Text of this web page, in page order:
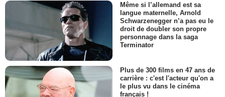
Même si l’allemand est sa
langue maternelle, Arnold
Schwarzenegger n’a pas eu le
droit de doubler son propre
personnage dans la saga
Terminator
Plus de 300 films en 47 ans de
carrière : c'est l'acteur qu'on a
le plus vu dans le cinéma
français !